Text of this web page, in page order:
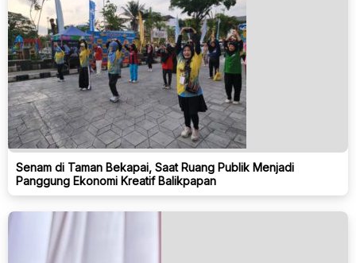
Senam di Taman Bekapai, Saat Ruang Publik Menjadi
Panggung Ekonomi Kreatif Balikpapan